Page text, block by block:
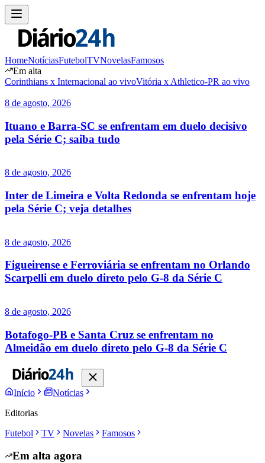
HomeNotíciasFutebolTVNovelasFamosos
Em alta
Corinthians x Internacional ao vivoVitória x Athletico-PR ao vivo
8 de agosto, 2026
Ituano e Barra-SC se enfrentam em duelo decisivo
pela Série C; saiba tudo
8 de agosto, 2026
Inter de Limeira e Volta Redonda se enfrentam hoje
pela Série C; veja detalhes
8 de agosto, 2026
Figueirense e Ferroviária se enfrentam no Orlando
Scarpelli em duelo direto pelo G-8 da Série C
8 de agosto, 2026
Botafogo-PB e Santa Cruz se enfrentam no
Almeidão em duelo direto pelo G-8 da Série C
Início
Notícias
Editorias
Futebol
TV Novelas Famosos
Em alta agora